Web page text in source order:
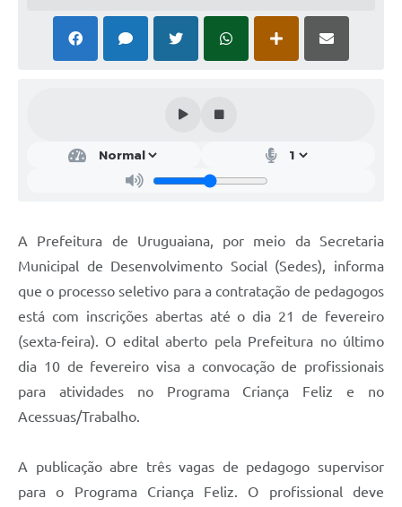
Cidadão Online: IPTU - alvará
SIM - Serviço de Inspeção Municipal
Vigilância Sanitária
COPIR - Coordenadoria de Promoção de Igualdade Racial
Contratos
A Prefeitura de Uruguaiana, por meio da Secretaria
Municipal de Desenvolvimento Social (Sedes), informa
que o processo seletivo para a contratação de pedagogos
está com inscrições abertas até o dia 21 de fevereiro
(sexta-feira). O edital aberto pela Prefeitura no último
dia 10 de fevereiro visa a convocação de profissionais
para atividades no Programa Criança Feliz e no
Acessuas/Trabalho.
A publicação abre três vagas de pedagogo supervisor
para o Programa Criança Feliz. O profissional deve